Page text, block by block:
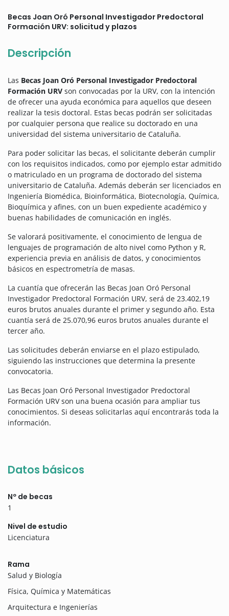
Becas Joan Oró Personal Investigador Predoctoral
Formación URV: solicitud y plazos
Descripción
Las Becas Joan Oró Personal Investigador Predoctoral
Formación URV son convocadas por la URV, con la intención
de ofrecer una ayuda económica para aquellos que deseen
realizar la tesis doctoral. Estas becas podrán ser solicitadas
por cualquier persona que realice su doctorado en una
universidad del sistema universitario de Cataluña.
Para poder solicitar las becas, el solicitante deberán cumplir
con los requisitos indicados, como por ejemplo estar admitido
o matriculado en un programa de doctorado del sistema
universitario de Cataluña. Además deberán ser licenciados en
Ingeniería Biomédica, Bioinformática, Biotecnología, Química,
Bioquímica y afines, con un buen expediente académico y
buenas habilidades de comunicación en inglés.
Se valorará positivamente, el conocimiento de lengua de
lenguajes de programación de alto nivel como Python y R,
experiencia previa en análisis de datos, y conocimientos
básicos en espectrometría de masas.
La cuantía que ofrecerán las Becas Joan Oró Personal
Investigador Predoctoral Formación URV, será de 23.402,19
euros brutos anuales durante el primer y segundo año. Esta
cuantía será de 25.070,96 euros brutos anuales durante el
tercer año.
Las solicitudes deberán enviarse en el plazo estipulado,
siguiendo las instrucciones que determina la presente
convocatoria.
Las Becas Joan Oró Personal Investigador Predoctoral
Formación URV son una buena ocasión para ampliar tus
conocimientos. Si deseas solicitarlas aquí encontrarás toda la
información.
Datos básicos
Nº de becas
1
Nivel de estudio
Licenciatura
Rama
Salud y Biología
Física, Química y Matemáticas
Arquitectura e Ingenierías